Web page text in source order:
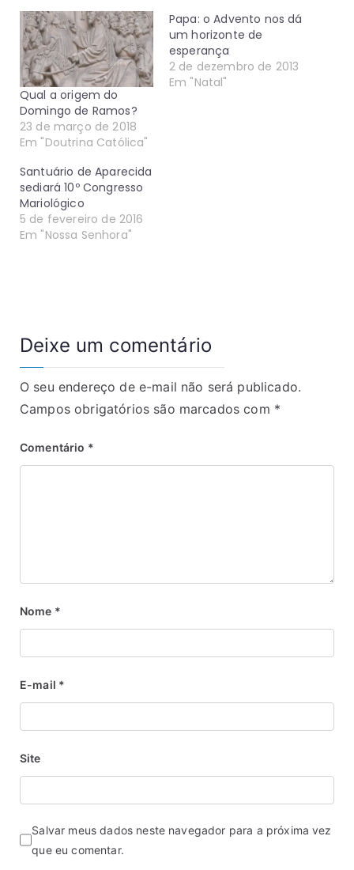
Qual a origem do
Domingo de Ramos?
23 de março de 2018
Em "Doutrina Católica"
Papa: o Advento nos dá
um horizonte de
esperança
2 de dezembro de 2013
Em "Natal"
Santuário de Aparecida
sediará 10º Congresso
Mariológico
5 de fevereiro de 2016
Em "Nossa Senhora"
Deixe um comentário
O seu endereço de e-mail não será publicado.
Campos obrigatórios são marcados com *
Comentário *
Nome *
E-mail *
Site
Salvar meus dados neste navegador para a próxima vez
que eu comentar.